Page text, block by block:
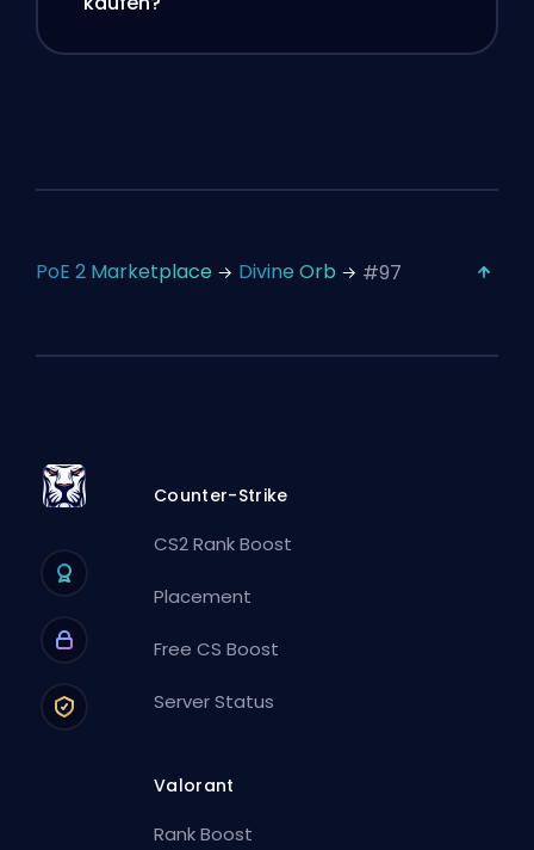
PoE 2 Marketplace Divine Orb #97
Counter-Strike
CS2 Rank Boost
Placement
Free CS Boost
Server Status
Valorant
Rank Boost